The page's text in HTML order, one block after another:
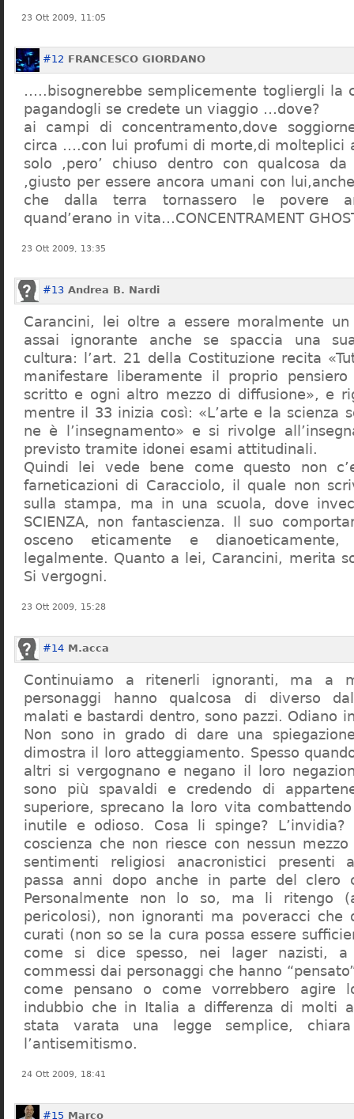
23 Ott 2009, 11:05
#12 FRANCESCO GIORDANO
…..bisognerebbe semplicemente togliergli la
pagandogli se credete un viaggio …dove?
ai campi di concentramento,dove
circa ….con lui profumi di morte,di molteplici
solo ,pero’ chiuso dentro con qualcosa
,giusto per essere ancora umani con
che dalla terra tornassero le povere
quand’erano in vita…CONCENTRAMENT
23 Ott 2009, 13:35
#13 Andrea B. Nardi
Carancini, lei oltre a essere moralmente
assai ignorante anche se spaccia una
cultura: l’art. 21 della Costituzione recita
manifestare liberamente il proprio
scritto e ogni altro mezzo di diffusione», e
mentre il 33 inizia così: «L’arte e la scienza
ne è l’insegnamento» e si rivolge
previsto tramite idonei esami attitudinali.
Quindi lei vede bene come questo non
farneticazioni di Caracciolo, il quale non
sulla stampa, ma in una scuola, dove
SCIENZA, non fantascienza. Il suo
osceno eticamente e dianoeticamente,
legalmente. Quanto a lei, Carancini, merita
Si vergogni.
23 Ott 2009, 15:28
#14 M.acca
Continuiamo a ritenerli ignoranti, ma a
personaggi hanno qualcosa di diverso
malati e bastardi dentro, sono pazzi. Odiano
Non sono in grado di dare una
dimostra il loro atteggiamento. Spesso
altri si vergognano e negano il loro
sono più spavaldi e credendo di
superiore, sprecano la loro vita
inutile e odioso. Cosa li spinge?
coscienza che non riesce con nessun
sentimenti religiosi anacronistici presenti
passa anni dopo anche in parte del clero
Personalmente non lo so, ma li ritengo
pericolosi), non ignoranti ma poveracci che
curati (non so se la cura possa essere
come si dice spesso, nei lager nazisti,
commessi dai personaggi che hanno
come pensano o come vorrebbero agire
indubbio che in Italia a differenza di molti
stata varata una legge semplice,
l’antisemitismo.
24 Ott 2009, 18:41
#15 Marco